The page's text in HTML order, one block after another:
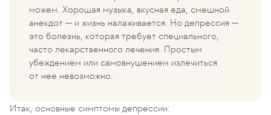
можем. Хорошая музыка, вкусная еда, смешной
анекдот — и жизнь налаживается. Но депрессия —
это болезнь, которая требует специального,
часто лекарственного лечения. Простым
убеждением или самовнушением излечиться
от нее невозможно.
Итак, основные симптомы депрессии: